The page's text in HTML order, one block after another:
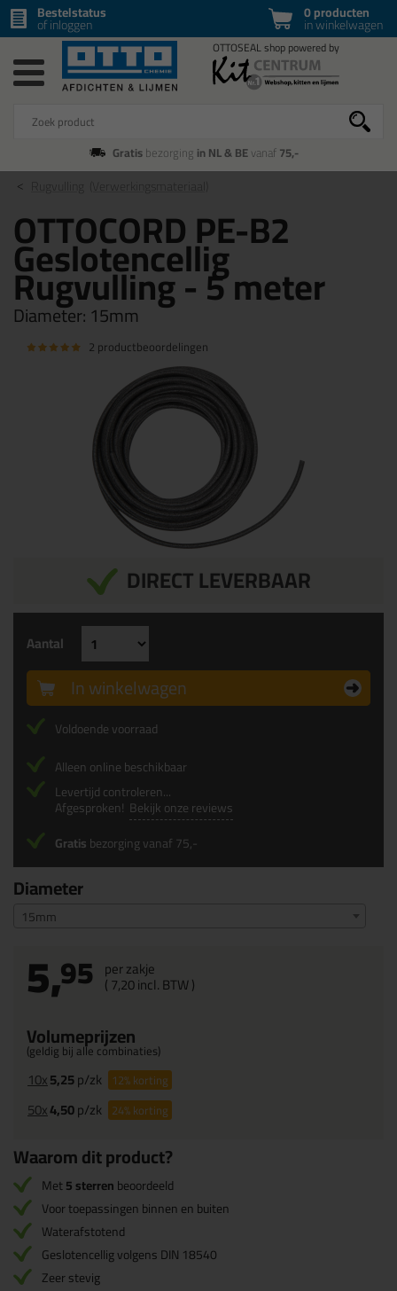
0 producten
in winkelwagen
Bestelstatus
of inloggen
Gratisbezorging in NL & BEvanaf75,-
(Verwerkingsmateriaal)
OTTOCORD PE-B2
Geslotencellig
Rugvulling - 5 meter
Diameter:15mm
2 productbeoordelingen
DIRECT LEVERBAAR
Diameter
15mm
5,95 per zakje
(7,20incl. BTW )
Volumeprijzen
(geldig bij alle combinaties)
10x5,25p/zk 12%korting
50x4,50p/zk 24%korting
Aantal
In winkelwagen
Voldoende voorraad
Alleen online beschikbaar
Levertijd controleren...
Afgesproken! Bekijk onze reviews
Gratisbezorging vanaf 75,-
Waarom dit product?
Met5 sterrenbeoordeeld
Voor toepassingen binnen en buiten
Waterafstotend
Geslotencellig volgens DIN 18540
Zeer stevig